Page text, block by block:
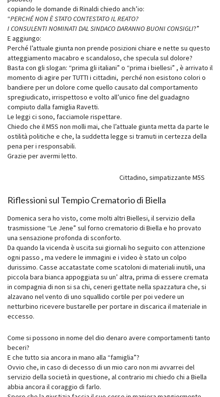
copiando le domande di Rinaldi chiedo anch’io:
“PERCHÉ NON È STATO CONTESTATO IL REATO?
I CONSULENTI NOMINATI DAL SINDACO DARANNO BUONI CONSIGLI?”
E aggiungo:
Perché l’attuale giunta non prende posizioni chiare e nette su questo
atteggiamento macabro e scandaloso, che specula sul dolore?
Basta con gli slogan: “prima gli italiani” o “prima i biellesi” , è arrivato il
momento di agire per TUTTI i cittadini, perché non esistono colori o
bandiere per un dolore come quello causato dal comportamento
spregiudicato, irrispettoso e volto all’unico fine del guadagno
compiuto dalla famiglia Ravetti.
Le leggi ci sono, facciamole rispettare.
Chiedo che il M5S non molli mai, che l’attuale giunta metta da parte le
ostilità politiche e che, la suddetta legge si tramuti in certezza della
pena per i responsabili.
Grazie per avermi letto.
Cittadino, simpatizzante M5S
Riflessioni sul Tempio Crematorio di Biella
Domenica sera ho visto, come molti altri Biellesi, il servizio della
trasmissione “Le Jene” sul forno crematorio di Biella e ho provato
una sensazione profonda di sconforto.
Da quando la vicenda è uscita sui giornali ho seguito con attenzione
ogni passo , ma vedere le immagini e i video è stato un colpo
durissimo. Casse accatastate come scatoloni di materiali inutili, una
piccola bara bianca appoggiata su un’ altra, prima di essere cremata
in compagnia di non si sa chi, ceneri gettate nella spazzatura che, si
alzavano nel vento di uno squallido cortile per poi vedere un
netturbino ricevere bustarelle per portare in discarica il materiale in
eccesso.
Come si possono in nome del dio denaro avere comportamenti tanto
beceri?
E che tutto sia ancora in mano alla “famiglia”?
Ovvio che, in caso di decesso di un mio caro non mi avvarrei del
servizio della società in questione, al contrario mi chiedo chi a Biella
abbia ancora il coraggio di farlo.